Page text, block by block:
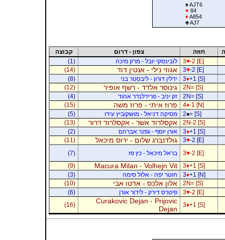
♠AJT6
♥ 84
♦ A854
♣AJ7
חוזה צפון - דרום
קבוצה
3♥-2 [E] לובינסקי יובל - מרק מיכה
(1)
3♥-2 [E] אגוזי נילי - אנטין דוד
(14)
3♦+1 [S] ידלין דורון - ליבסטר בני
(8)
2N= [S]
גינוסר אלדד - רשף אופיר
(12)
2N= [S]
זק יניב - פרידלנדר אהוד
(4)
4♦-1 [N] פרוז איתי - פרוז משה
(15)
2♠= [S] מסיקה דניאל - מושקוביץ עידו
(5)
2N-2 [S]
אקסלרוד אשר - אקסלרוד דרור
(13)
3♦+1 [S] אורן יוסף - גפנר אברהם
(2)
3♥-2 [E] גולדנברג שלום - ירוס מיכאל
(11)
3♥-2 [E] בראל מיכאל - כץ פז
(7)
3♦+1 [S]
Macura Milan - Volhejn Vit
(9)
3♦+1 [N] חוטר יפה - אלול סימה
(3)
2N= [S]
אלון אלכס - אדטו אבי
(10)
3♥-2 [E] פיטרס דירק - לידור אורן
(6)
3♦+1 [S]
Curakovic Dejan - Prijovic
Dejan
(16)